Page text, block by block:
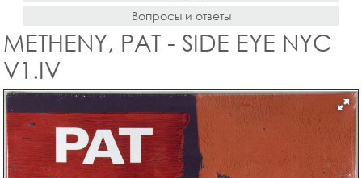
Вопросы и ответы
METHENY, PAT - SIDE EYE NYC
V1.IV